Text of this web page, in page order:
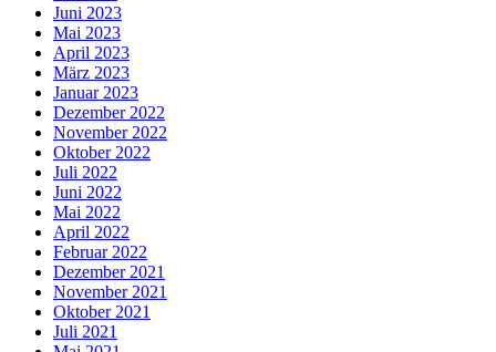
Juni 2023
Mai 2023
April 2023
März 2023
Januar 2023
Dezember 2022
November 2022
Oktober 2022
Juli 2022
Juni 2022
Mai 2022
April 2022
Februar 2022
Dezember 2021
November 2021
Oktober 2021
Juli 2021